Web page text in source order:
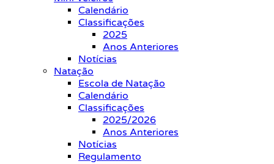
Calendário
Classificações
2025
Anos Anteriores
Notícias
Natação
Escola de Natação
Calendário
Classificações
2025/2026
Anos Anteriores
Notícias
Regulamento